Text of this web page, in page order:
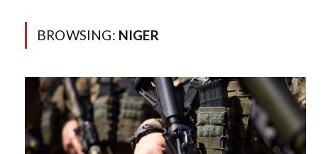
BROWSING: NIGER